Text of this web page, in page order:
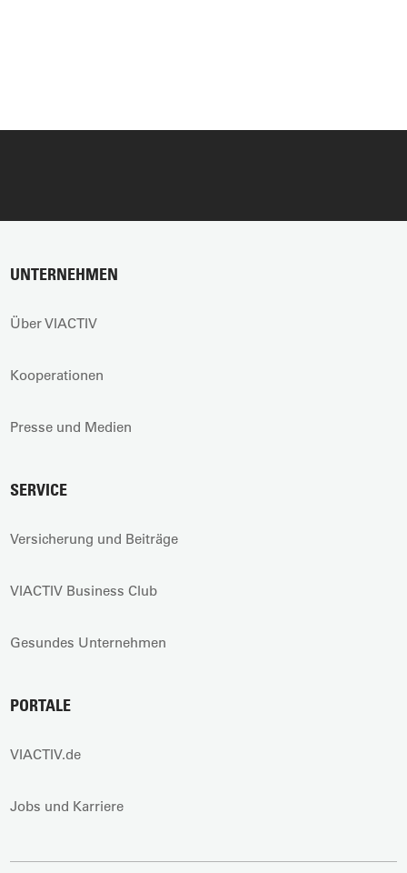
UNTERNEHMEN
Über VIACTIV
Kooperationen
Presse und Medien
SERVICE
Versicherung und Beiträge
VIACTIV Business Club
Gesundes Unternehmen
PORTALE
VIACTIV.de
Jobs und Karriere